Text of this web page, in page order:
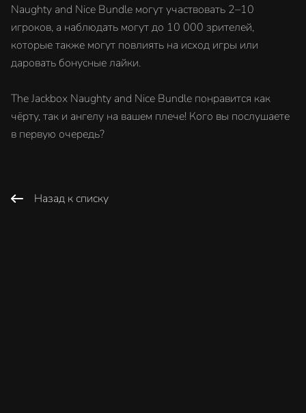
Naughty and Nice Bundle могут участвовать 2–10
игроков, а наблюдать могут до 10 000 зрителей,
которые также могут повлиять на исход игры или
даровать бонусные лайки.
The Jackbox Naughty and Nice Bundle понравится как
чёрту, так и ангелу на вашем плече! Кого вы послушаете
в первую очередь?
Назад к списку